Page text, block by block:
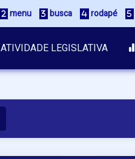
menu busca rodapé
ATIVIDADE LEGISLATIVA